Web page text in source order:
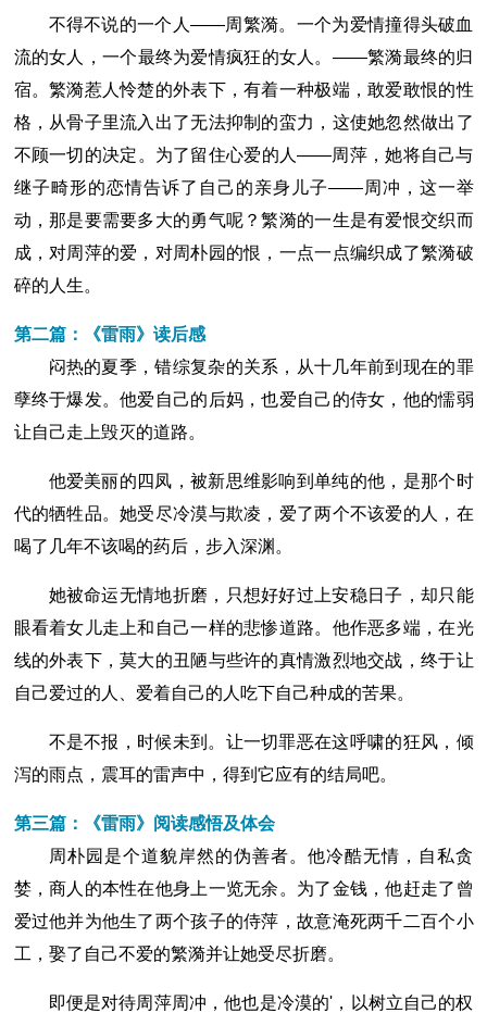
不得不说的一个人――周繁漪。一个为爱情撞得头破血
流的女人，一个最终为爱情疯狂的女人。――繁漪最终的归
宿。繁漪惹人怜楚的外表下，有着一种极端，敢爱敢恨的性
格，从骨子里流入出了无法抑制的蛮力，这使她忽然做出了
不顾一切的决定。为了留住心爱的人――周萍，她将自己与
继子畸形的恋情告诉了自己的亲身儿子――周冲，这一举
动，那是要需要多大的勇气呢？繁漪的一生是有爱恨交织而
成，对周萍的爱，对周朴园的恨，一点一点编织成了繁漪破
碎的人生。
第二篇：《雷雨》读后感
闷热的夏季，错综复杂的关系，从十几年前到现在的罪
孽终于爆发。他爱自己的后妈，也爱自己的侍女，他的懦弱
让自己走上毁灭的道路。
他爱美丽的四凤，被新思维影响到单纯的他，是那个时
代的牺牲品。她受尽冷漠与欺凌，爱了两个不该爱的人，在
喝了几年不该喝的药后，步入深渊。
她被命运无情地折磨，只想好好过上安稳日子，却只能
眼看着女儿走上和自己一样的悲惨道路。他作恶多端，在光
线的外表下，莫大的丑陋与些许的真情激烈地交战，终于让
自己爱过的人、爱着自己的人吃下自己种成的苦果。
不是不报，时候未到。让一切罪恶在这呼啸的狂风，倾
泻的雨点，震耳的雷声中，得到它应有的结局吧。
第三篇：《雷雨》阅读感悟及体会
周朴园是个道貌岸然的伪善者。他冷酷无情，自私贪
婪，商人的本性在他身上一览无余。为了金钱，他赶走了曾
爱过他并为他生了两个孩子的侍萍，故意淹死两千二百个小
工，娶了自己不爱的繁漪并让她受尽折磨。
即便是对待周萍周冲，他也是冷漠的'，以树立自己的权